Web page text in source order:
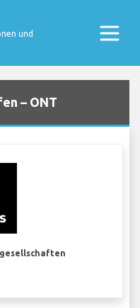
und
– ONT